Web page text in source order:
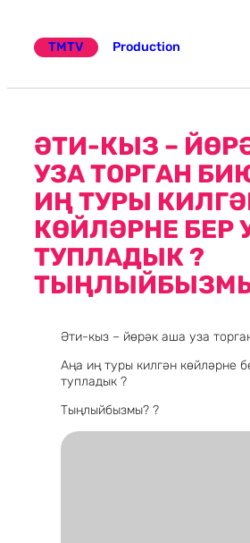
TMTV
Production
ӘТИ-КЫЗ –
УЗА ТОРГАН
ИҢ ТУРЫ
КӨЙЛӘРНЕ БЕР
ТУПЛАДЫК ?
Әти-кыз – йөрәк аша уза
Аңа иң туры килгән көйләрне
тупладык ?
Тыңлыйбызмы? ?